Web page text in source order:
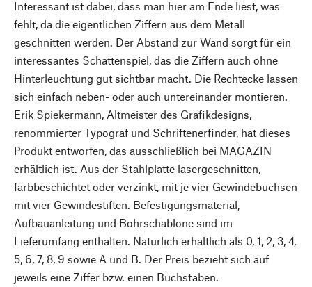
Interessant ist dabei, dass man hier am Ende liest, was
fehlt, da die eigentlichen Ziffern aus dem Metall
geschnitten werden. Der Abstand zur Wand sorgt für ein
interessantes Schattenspiel, das die Ziffern auch ohne
Hinterleuchtung gut sichtbar macht. Die Rechtecke lassen
sich einfach neben- oder auch untereinander montieren.
Erik Spiekermann, Altmeister des Grafikdesigns,
renommierter Typograf und Schriftenerfinder, hat dieses
Produkt entworfen, das ausschließlich bei MAGAZIN
erhältlich ist. Aus der Stahlplatte lasergeschnitten,
farbbeschichtet oder verzinkt, mit je vier Gewindebuchsen
mit vier Gewindestiften. Befestigungsmaterial,
Aufbauanleitung und Bohrschablone sind im
Lieferumfang enthalten. Natürlich erhältlich als 0, 1, 2, 3, 4,
5, 6, 7, 8, 9 sowie A und B. Der Preis bezieht sich auf
jeweils eine Ziffer bzw. einen Buchstaben.